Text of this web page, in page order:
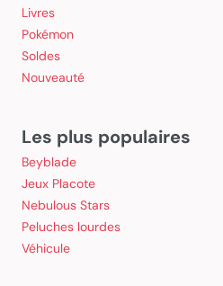
Livres
Pokémon
Soldes
Nouveauté
Les plus populaires
Beyblade
Jeux Placote
Nebulous Stars
Peluches lourdes
Véhicule